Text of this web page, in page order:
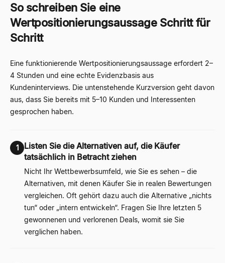
So schreiben Sie eine
Wertpositionierungsaussage Schritt für
Schritt
Eine funktionierende Wertpositionierungsaussage erfordert 2–
4 Stunden und eine echte Evidenzbasis aus
Kundeninterviews. Die untenstehende Kurzversion geht davon
aus, dass Sie bereits mit 5–10 Kunden und Interessenten
gesprochen haben.
1
Listen Sie die Alternativen auf, die Käufer
tatsächlich in Betracht ziehen
Nicht Ihr Wettbewerbsumfeld, wie Sie es sehen – die
Alternativen, mit denen Käufer Sie in realen Bewertungen
vergleichen. Oft gehört dazu auch die Alternative „nichts
tun“ oder „intern entwickeln“. Fragen Sie Ihre letzten 5
gewonnenen und verlorenen Deals, womit sie Sie
verglichen haben.